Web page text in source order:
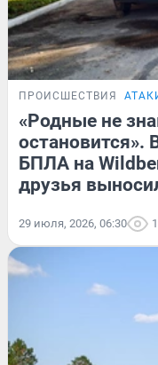
ПРОИСШЕСТВИЯ
«Родные не
БПЛА на
друзья
29 июля, 2026, 06:30